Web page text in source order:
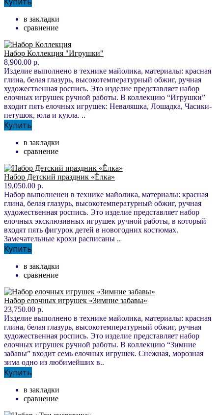
в закладки
сравнение
Набор Коллекция "Игрушки"
8,900.00 р.
Изделие выполнено в технике майолика, материалы: красная
глина, белая глазурь, высокотемпературный обжиг, ручная
художественная роспись. Это изделие представляет набор
елочных игрушек ручной работы. В коллекцию “Игрушки”
входит пять елочных игрушек: Неваляшка, Лошадка, Часики-
петушок, юла и кукла. ..
Купить
в закладки
сравнение
Набор Детский праздник «Ёлка»
19,050.00 р.
Набор выполненен в технике майолика, материалы: красная
глина, белая глазурь, высокотемпературный обжиг, ручная
художественная роспись. Это изделие представляет набор
елочных эксклюзивных игрушек ручной работы, в который
входят пять фигурок детей в новогодних костюмах.
Замечательные крохи расписаны ..
Купить
в закладки
сравнение
Набор елочных игрушек «Зимние забавы»
23,750.00 р.
Изделие выполнено в технике майолика, материалы: красная
глина, белая глазурь, высокотемпературный обжиг, ручная
художественная роспись. Это изделие представляет набор
елочных игрушек ручной работы. В коллекцию “Зимние
забавы” входит семь елочных игрушек. Снежная, морозная
зима одно из любимейших в..
Купить
в закладки
сравнение